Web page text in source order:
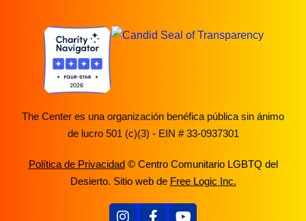
The Center es una organización benéfica pública sin ánimo
de lucro 501 (c)(3) - EIN # 33-0937301
Política de Privacidad© Centro Comunitario LGBTQ del
Desierto. Sitio web de Free Logic Inc.